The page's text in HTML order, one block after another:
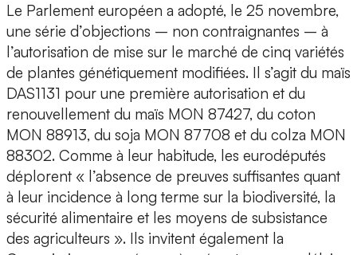
Le Parlement européen a adopté, le 25 novembre,
une série d’objections – non contraignantes – à
l’autorisation de mise sur le marché de cinq variétés
de plantes génétiquement modifiées. Il s’agit du maïs
DAS1131 pour une première autorisation et du
renouvellement du maïs MON 87427, du coton
MON 88913, du soja MON 87708 et du colza MON
88302. Comme à leur habitude, les eurodéputés
déplorent « l’absence de preuves suffisantes quant
à leur incidence à long terme sur la biodiversité, la
sécurité alimentaire et les moyens de subsistance
des agriculteurs ». Ils invitent également la